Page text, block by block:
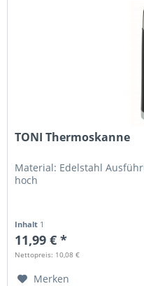
TONI Thermoskanne
Material: Edelstahl
hoch
Inhalt 1
11,99 € *
Nettopreis: 10,08 €
Merken